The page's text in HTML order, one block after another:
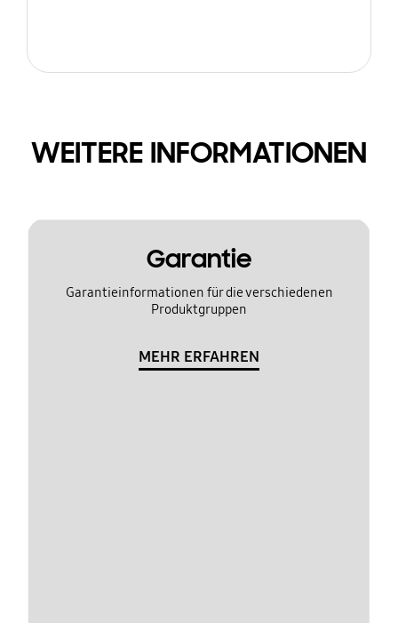
WEITERE INFORMATIONEN
Garantie
Garantieinformationen für die verschiedenen
Produktgruppen
MEHR ERFAHREN